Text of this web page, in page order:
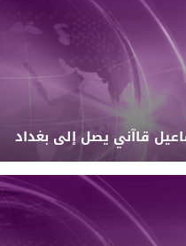
قاآني يصل إلى بغداد